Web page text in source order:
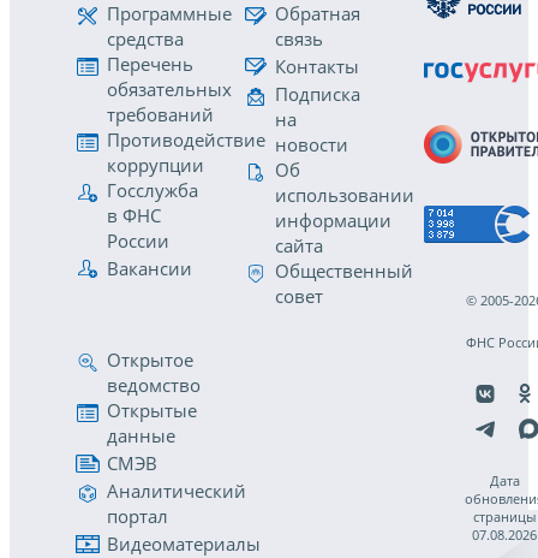
Программные
средства
Перечень
обязательных
требований
Противодействие
коррупции
Госслужба
в ФНС
России
Вакансии
Обратная
связь
Контакты
Подписка
на
новости
Об
использовании
информации
сайта
Общественный
совет
Открытое
ведомство
Открытые
данные
СМЭВ
Аналитический
портал
Видеоматериалы
© 2005-
ФНС
Дата
страницы
07.08.2026